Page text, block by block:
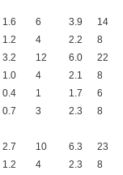
1.6 6 3.9
14
1.2 4 2.2
8
3.2 12 6.0
22
1.0 4 2.1
8
0.4 1 1.7
6
0.7 3 2.3
8
2.7 10 6.3
23
1.2 4 2.3
8